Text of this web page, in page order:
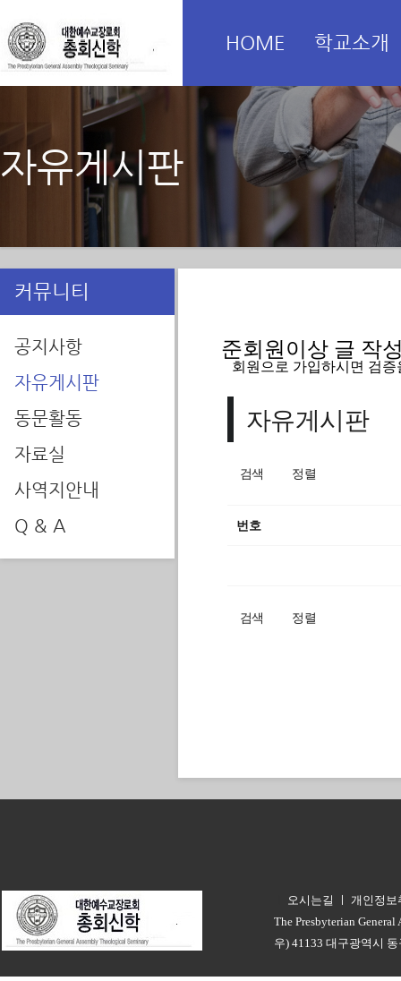
HOME 학교소개
자유게시판
커뮤니티
공지사항
자유게시판
동문활동
자료실
사역지안내
Q & A
준회원이상 글 작
회원으로 가입하시면 검
자유게시판
검색 정렬
번호
검색 정렬
오시는길 ㅣ 개인정보
The Presbyterian
우) 41133 대구광역시